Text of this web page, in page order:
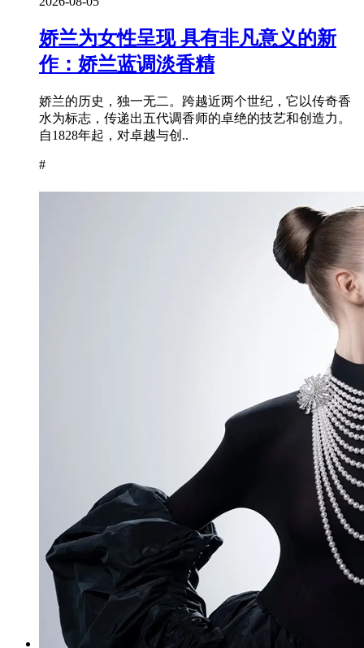
娇兰为女性呈现 具有非凡意义的新
作：娇兰蓝调淡香精
娇兰的历史，独一无二。跨越近两个世纪，它以传奇香
水为标志，传递出五代调香师的卓绝的技艺和创造力。
自1828年起，对卓越与创..
#